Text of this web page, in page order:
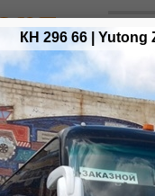
765
КН 296 66 | Yutong